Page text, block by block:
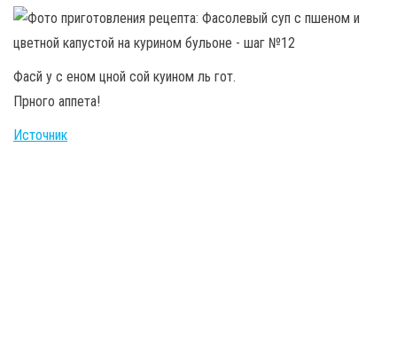
Фасй у с еном цной сой куином ль гот.
Прного аппета!
Источник